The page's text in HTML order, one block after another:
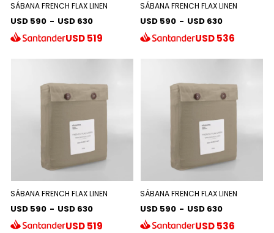
SÁBANA FRENCH FLAX LINEN
USD 590 - USD 630
USD519
SÁBANA FRENCH FLAX LINEN
USD 590 - USD 630
USD536
SÁBANA FRENCH FLAX LINEN
USD 590 - USD 630
USD519
SÁBANA FRENCH FLAX LINEN
USD 590 - USD 630
USD536